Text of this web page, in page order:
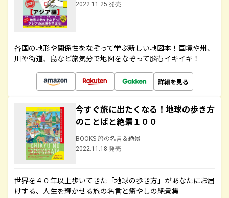
2022.11.25 発売
各国の地形や関係性をなぞって学ぶ新しい地図本！国境や州、
川や街道、島など旅気分で地図をなぞって脳もイキイキ！
詳細を見る
今すぐ旅に出たくなる！地球の歩き方
のことばと絶景１００
BOOKS 旅の名言＆絶景
2022.11.18 発売
世界を４０年以上歩いてきた「地球の歩き方」があなたにお届
けする、人生を輝かせる旅の名言と癒やしの絶景集